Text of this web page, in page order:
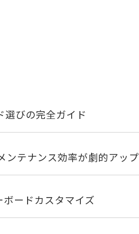
びの完全ガイド
ンテナンス効率が劇的アップ
ードカスタマイズ